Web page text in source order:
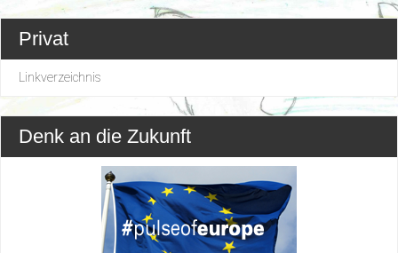
Privat
Linkverzeichnis
Denk an die Zukunft